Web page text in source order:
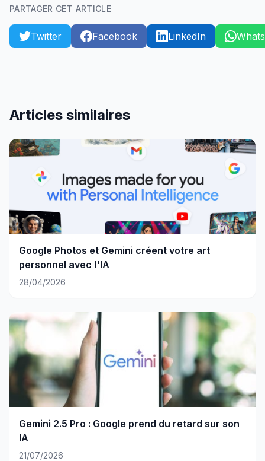
PARTAGER CET ARTICLE
Twitter Facebook LinkedIn
Articles similaires
Google Photos et Gemini créent votre art
personnel avec l'IA
28/04/2026
Gemini 2.5 Pro : Google prend du retard sur son
IA
21/07/2026